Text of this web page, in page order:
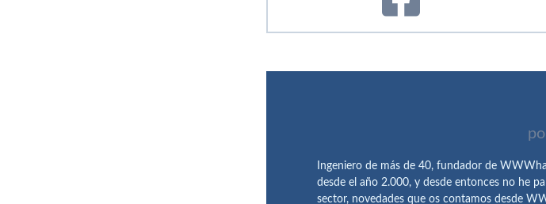
Ingeniero de más de 40, fundador de
desde el año 2.000, y desde entonces no he
sector, novedades que os contamos desde